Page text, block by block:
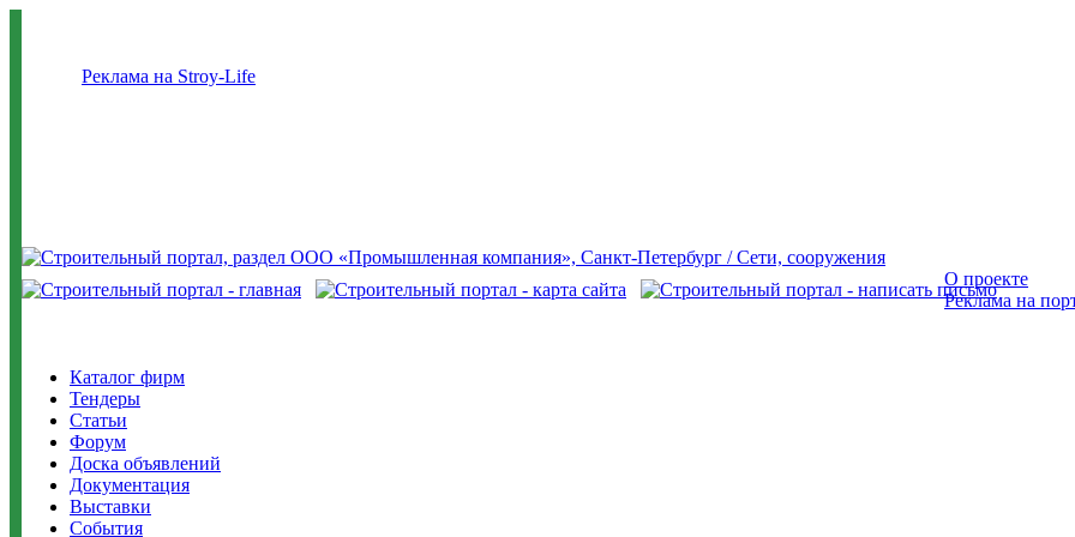
Реклама на Stroy-Life
О проекте
Реклама на
Каталог фирм
Тендеры
Статьи
Форум
Доска объявлений
Документация
Выставки
События